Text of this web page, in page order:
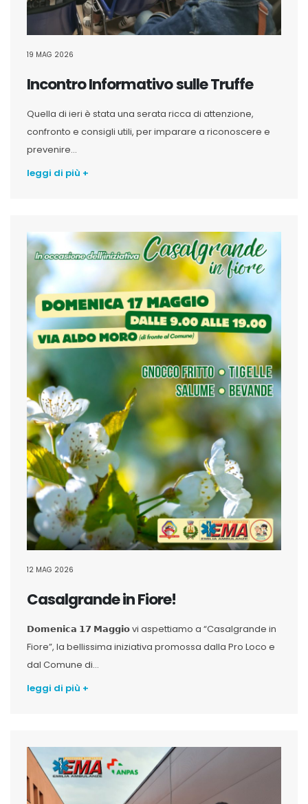
19 MAG 2026
Incontro Informativo sulle Truffe
Quella di ieri è stata una serata ricca di attenzione,
confronto e consigli utili, per imparare a riconoscere e
prevenire...
leggi di più +
12 MAG 2026
Casalgrande in Fiore!
𝗗𝗼𝗺𝗲𝗻𝗶𝗰𝗮 𝟭𝟳 𝗠𝗮𝗴𝗴𝗶𝗼 vi aspettiamo a “Casalgrande in
Fiore”, la bellissima iniziativa promossa dalla Pro Loco e
dal Comune di...
leggi di più +